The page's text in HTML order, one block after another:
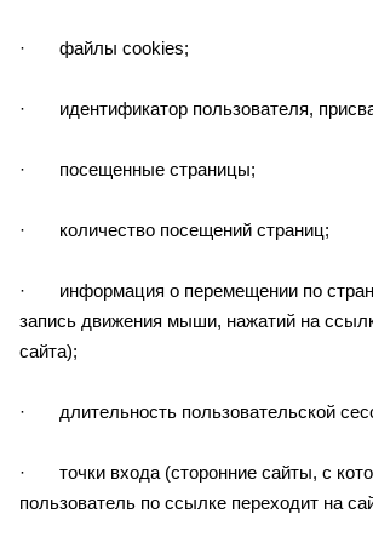
· файлы cookies;
· идентификатор пользователя,
· посещенные страницы;
· количество посещений страниц;
· информация о перемещении по
запись движения мыши, нажатий на
сайта);
· длительность пользовательской
· точки входа (сторонние сайты, с
пользователь по ссылке переходит на